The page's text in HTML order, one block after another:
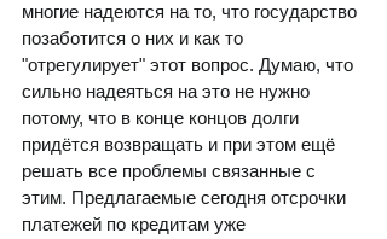
многие надеются на то, что государство
позаботится о них и как то
"отрегулирует" этот вопрос. Думаю, что
сильно надеяться на это не нужно
потому, что в конце концов долги
придётся возвращать и при этом ещё
решать все проблемы связанные с
этим. Предлагаемые сегодня отсрочки
платежей по кредитам уже